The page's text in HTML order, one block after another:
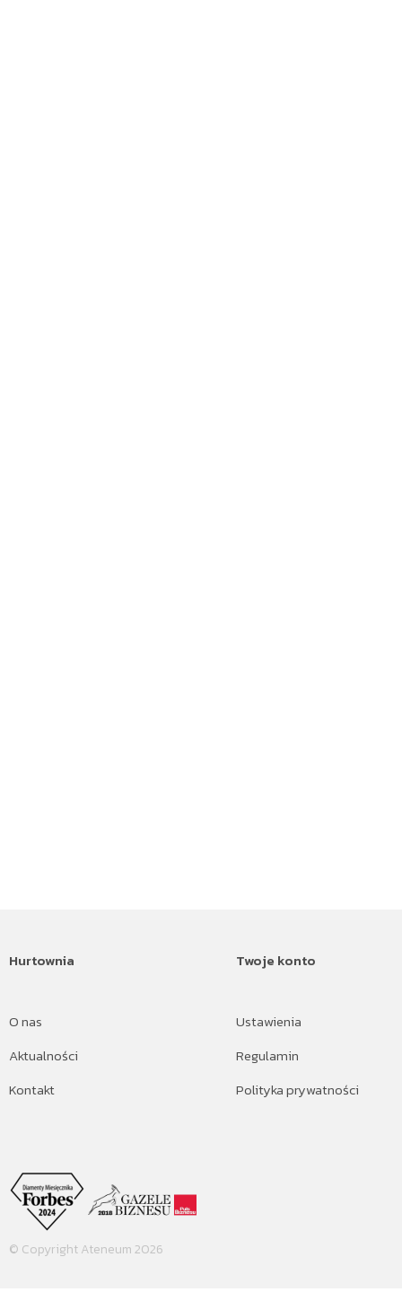
Hurtownia
O nas
Aktualności
Kontakt
Twoje konto
Ustawienia
Regulamin
Polityka prywatności
© Copyright Ateneum 2026